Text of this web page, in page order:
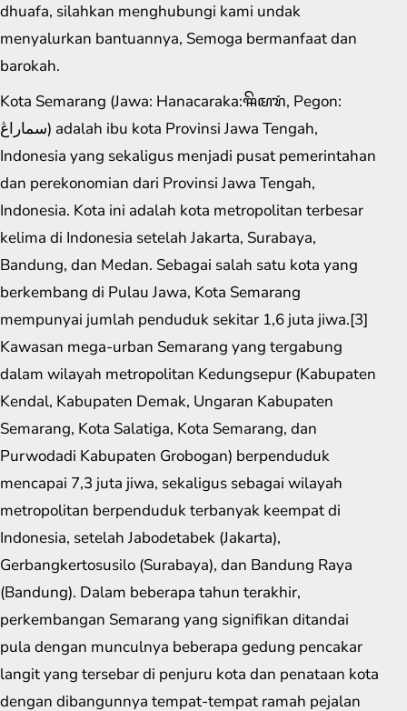
dhuafa, silahkan menghubungi kami undak
menyalurkan bantuannya, Semoga bermanfaat dan
barokah.
Kota Semarang (Jawa: Hanacaraka:ꦯꦼꦩꦫꦁ​, Pegon:
سماراڠ) adalah ibu kota Provinsi Jawa Tengah,
Indonesia yang sekaligus menjadi pusat pemerintahan
dan perekonomian dari Provinsi Jawa Tengah,
Indonesia. Kota ini adalah kota metropolitan terbesar
kelima di Indonesia setelah Jakarta, Surabaya,
Bandung, dan Medan. Sebagai salah satu kota yang
berkembang di Pulau Jawa, Kota Semarang
mempunyai jumlah penduduk sekitar 1,6 juta jiwa.[3]
Kawasan mega-urban Semarang yang tergabung
dalam wilayah metropolitan Kedungsepur (Kabupaten
Kendal, Kabupaten Demak, Ungaran Kabupaten
Semarang, Kota Salatiga, Kota Semarang, dan
Purwodadi Kabupaten Grobogan) berpenduduk
mencapai 7,3 juta jiwa, sekaligus sebagai wilayah
metropolitan berpenduduk terbanyak keempat di
Indonesia, setelah Jabodetabek (Jakarta),
Gerbangkertosusilo (Surabaya), dan Bandung Raya
(Bandung). Dalam beberapa tahun terakhir,
perkembangan Semarang yang signifikan ditandai
pula dengan munculnya beberapa gedung pencakar
langit yang tersebar di penjuru kota dan penataan kota
dengan dibangunnya tempat-tempat ramah pejalan